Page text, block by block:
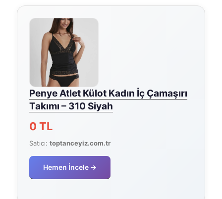
Penye Atlet Külot Kadın İç Çamaşırı
Takımı – 310 Siyah
0 TL
Satıcı:toptanceyiz.com.tr
Hemen İncele →